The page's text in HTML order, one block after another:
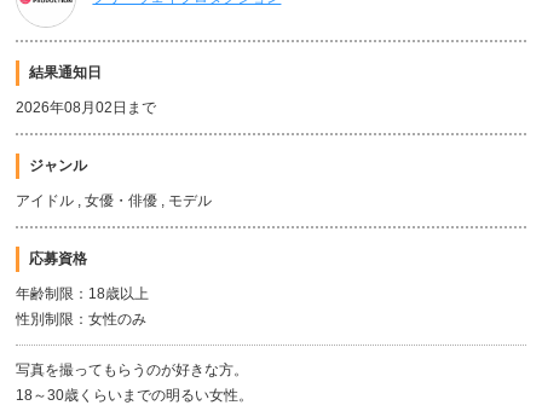
結果通知日
2026年08月02日まで
ジャンル
アイドル , 女優・俳優 , モデル
応募資格
年齢制限：18歳以上
性別制限：女性のみ
写真を撮ってもらうのが好きな方。
18～30歳くらいまでの明るい女性。